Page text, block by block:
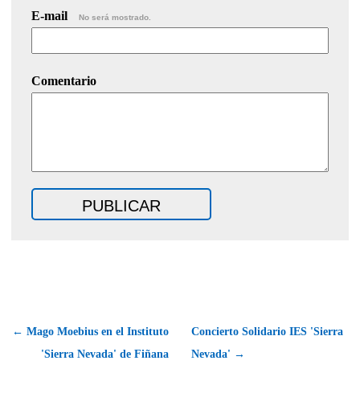
E-mail No será mostrado.
Comentario
← Mago Moebius en el Instituto
'Sierra Nevada' de Fiñana
Concierto Solidario IES 'Sierra
Nevada' →